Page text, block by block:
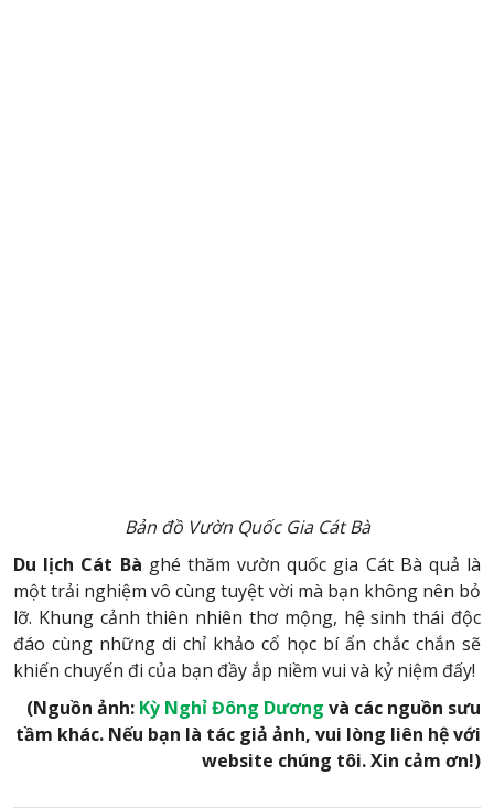
Bản đồ Vườn Quốc Gia Cát Bà
Du lịch Cát Bà ghé thăm vườn quốc gia Cát Bà quả là
một trải nghiệm vô cùng tuyệt vời mà bạn không nên bỏ
lỡ. Khung cảnh thiên nhiên thơ mộng, hệ sinh thái độc
đáo cùng những di chỉ khảo cổ học bí ẩn chắc chắn sẽ
khiến chuyến đi của bạn đầy ắp niềm vui và kỷ niệm đấy!
(Nguồn ảnh: Kỳ Nghỉ Đông Dương và các nguồn sưu
tầm khác. Nếu bạn là tác giả ảnh, vui lòng liên hệ với
website chúng tôi. Xin cảm ơn!)